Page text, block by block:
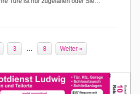
3 … 8 Weiter »